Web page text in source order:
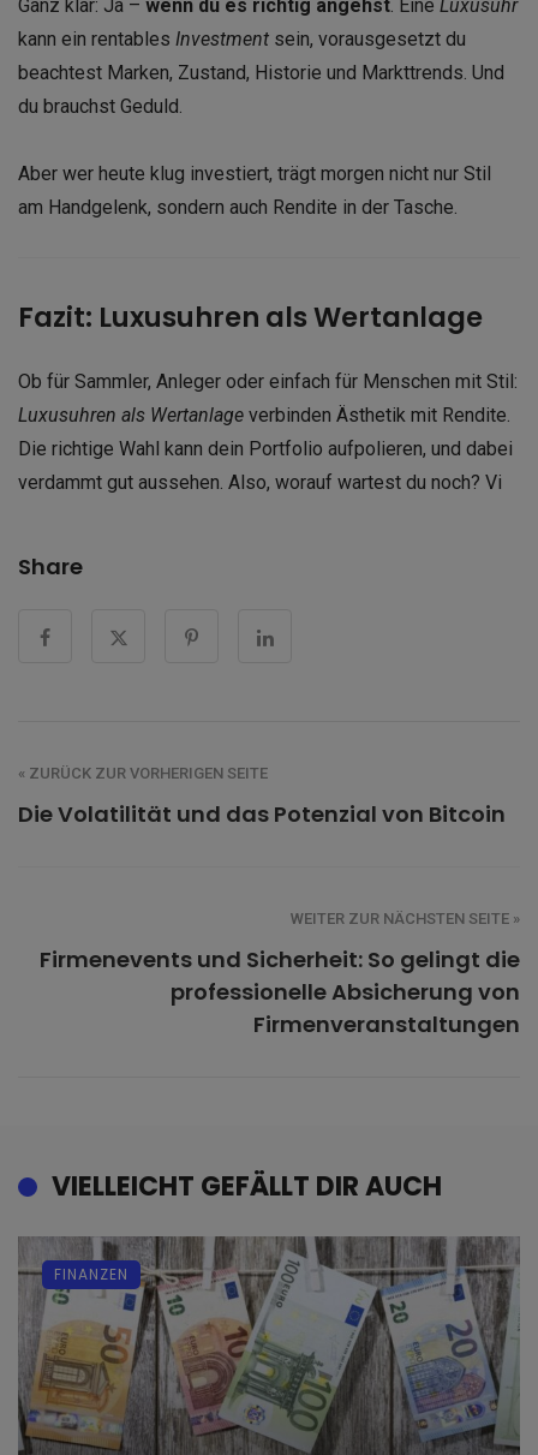
Ganz klar: Ja – wenn du es richtig angehst. Eine Luxusuhr
kann ein rentables Investment sein, vorausgesetzt du
beachtest Marken, Zustand, Historie und Markttrends. Und
du brauchst Geduld.
Aber wer heute klug investiert, trägt morgen nicht nur Stil
am Handgelenk, sondern auch Rendite in der Tasche.
Fazit: Luxusuhren als Wertanlage
Ob für Sammler, Anleger oder einfach für Menschen mit Stil:
Luxusuhren als Wertanlage verbinden Ästhetik mit Rendite.
Die richtige Wahl kann dein Portfolio aufpolieren, und dabei
verdammt gut aussehen. Also, worauf wartest du noch? Vi
Share
« ZURÜCK ZUR VORHERIGEN SEITE
Die Volatilität und das Potenzial von Bitcoin
WEITER ZUR NÄCHSTEN SEITE »
Firmenevents und Sicherheit: So gelingt die
professionelle Absicherung von
Firmenveranstaltungen
VIELLEICHT GEFÄLLT DIR AUCH
FINANZEN